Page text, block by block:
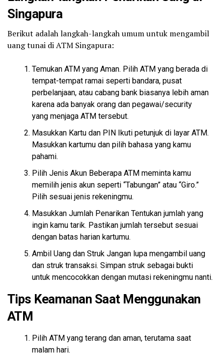
Singapura
Berikut adalah langkah-langkah umum untuk mengambil
uang tunai di ATM Singapura:
Temukan ATM yang Aman. Pilih ATM yang berada di
tempat-tempat ramai seperti bandara, pusat
perbelanjaan, atau cabang bank biasanya lebih aman
karena ada banyak orang dan pegawai/security
yang menjaga ATM tersebut.
Masukkan Kartu dan PIN Ikuti petunjuk di layar ATM.
Masukkan kartumu dan pilih bahasa yang kamu
pahami.
Pilih Jenis Akun Beberapa ATM meminta kamu
memilih jenis akun seperti “Tabungan” atau “Giro.”
Pilih sesuai jenis rekeningmu.
Masukkan Jumlah Penarikan Tentukan jumlah yang
ingin kamu tarik. Pastikan jumlah tersebut sesuai
dengan batas harian kartumu.
Ambil Uang dan Struk Jangan lupa mengambil uang
dan struk transaksi. Simpan struk sebagai bukti
untuk mencocokkan dengan mutasi rekeningmu nanti.
Tips Keamanan Saat Menggunakan
ATM
Pilih ATM yang terang dan aman, terutama saat
malam hari.